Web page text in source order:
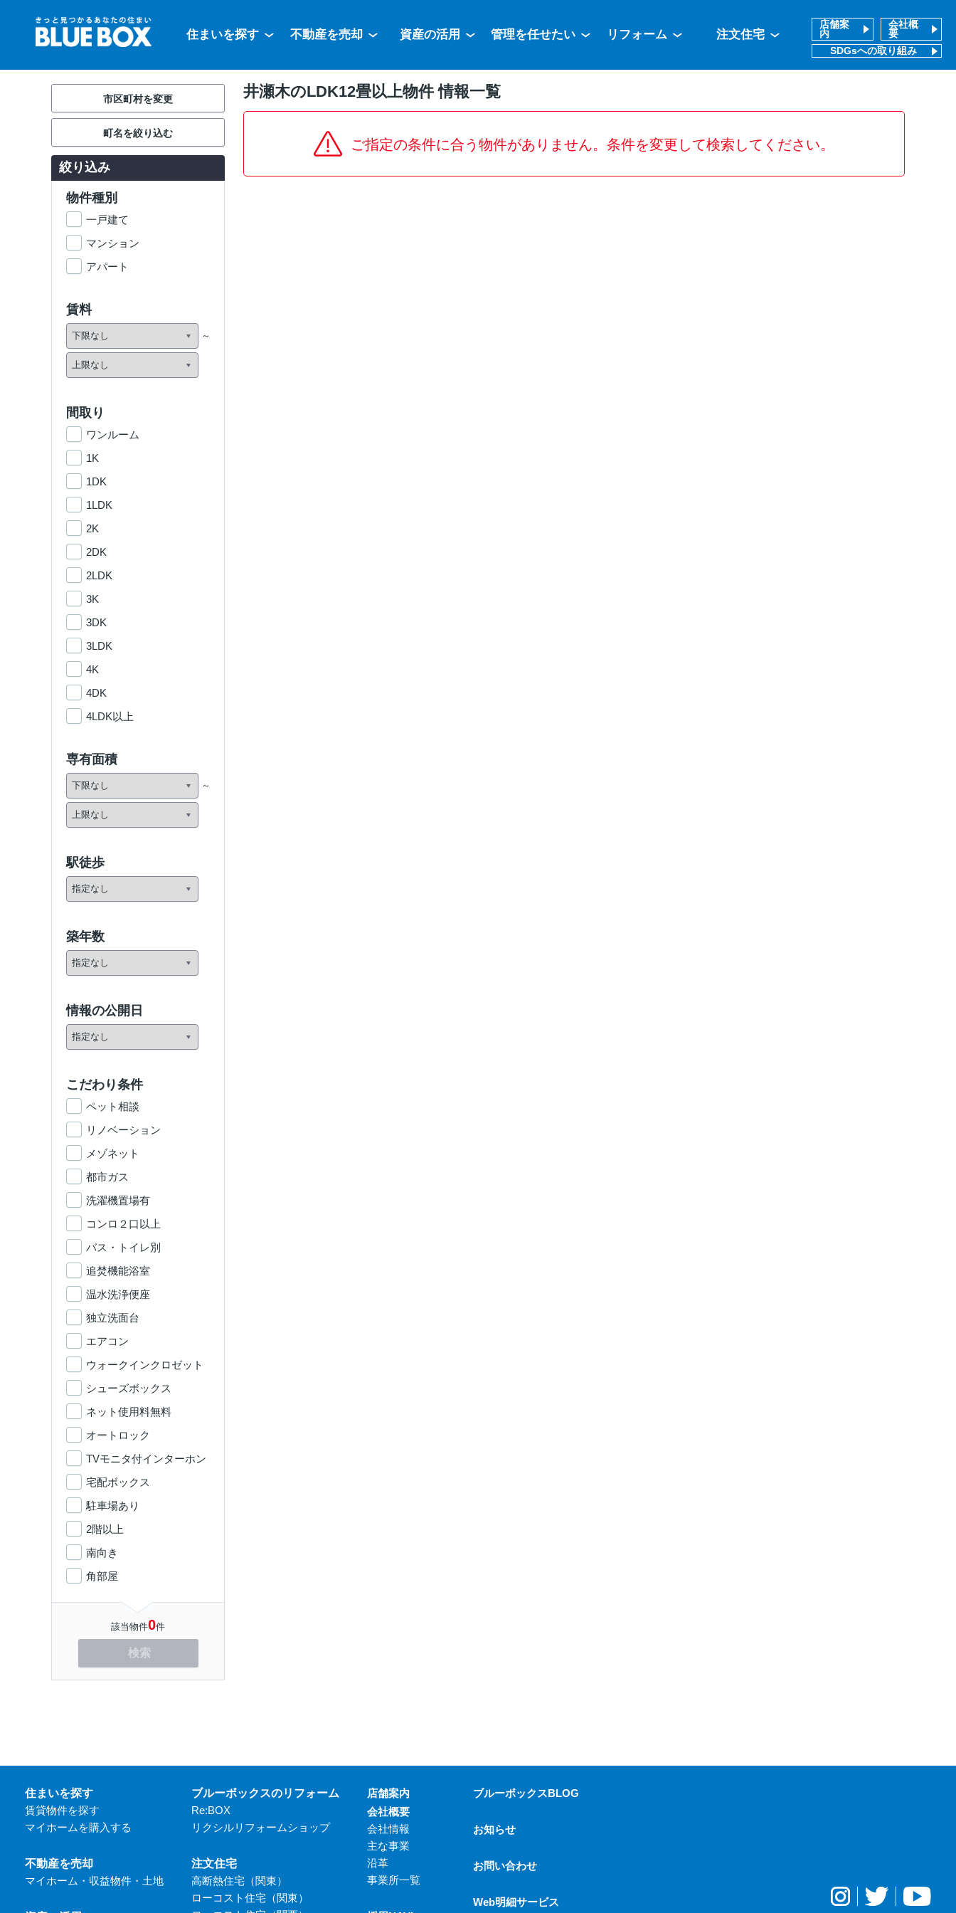
住まいを探す 不動産を売却 資産の活用 管理を任せたい リフォーム 注文住宅
店舗案
内
会社概
要
SDGsへの取り組み
井瀬木のLDK12畳以上物件 情報一覧
ご指定の条件に合う物件がありません。条件を変更して検索してください。
市区町村を変更
町名を絞り込む
絞り込み
物件種別
一戸建て
マンション
アパート
賃料
間取り
ワンルーム
1K
1DK
1LDK
2K
2DK
2LDK
3K
3DK
3LDK
4K
4DK
4LDK以上
専有面積
駅徒歩
築年数
情報の公開日
こだわり条件
ペット相談
リノベーション
メゾネット
都市ガス
洗濯機置場有
コンロ２口以上
バス・トイレ別
追焚機能浴室
温水洗浄便座
独立洗面台
エアコン
ウォークインクロゼット
シューズボックス
ネット使用料無料
オートロック
TVモニタ付インターホン
宅配ボックス
駐車場あり
2階以上
南向き
角部屋
該当物件0件
検索
住まいを探す
賃貸物件を探す
マイホームを購入する
不動産を売却
マイホーム・収益物件・土地
ブルーボックスのリフォーム
Re:BOX
リクシルリフォームショップ
注文住宅
高断熱住宅（関東）
ローコスト住宅（関東）
店舗案内
会社概要
会社情報
主な事業
沿革
事業所一覧
ブルーボックスBLOG
お知らせ
お問い合わせ
Web明細サービス